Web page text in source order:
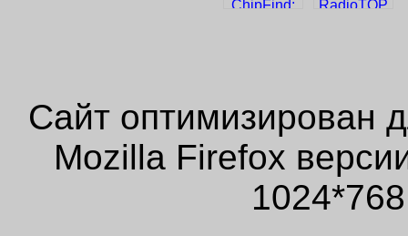
Сайт оптимизирован
Mozilla Firefox